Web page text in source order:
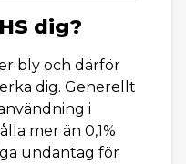
dig?
bly och därför
dig. Generellt
i
mer än 0,1%
undantag för